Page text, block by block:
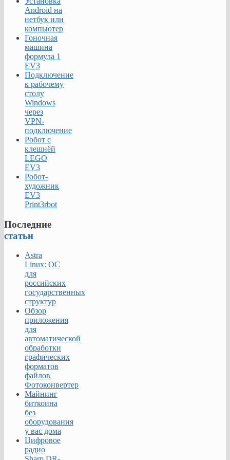
Android на
нетбук или
компьютер
Гоночная
машина
формула 1
EV3
Подключение
к рабочему
столу
Windows
через
VPN-
подключение
Робот с
клешнёй
LEGO
EV3
Робот-
художник
EV3
Print3rbot
Последние
статьи
Astra
Linux: ОС
для
российских
государственных
структур
Обзор
приложения
для
автоматической
обработки
графических
форматов
файлов
Фотоконвертер
Майнинг
биткоина
без
оборудования
у вас дома
Цифровое
радио